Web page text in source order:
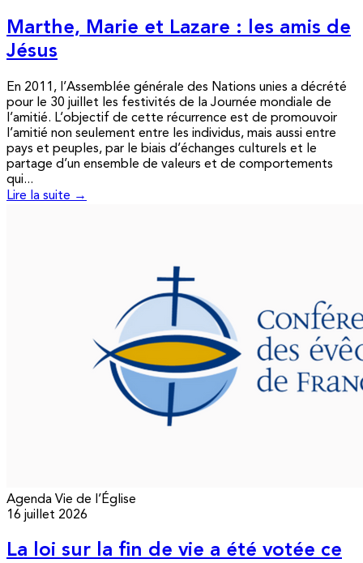
Marthe, Marie et Lazare : les amis de
Jésus
En 2011, l’Assemblée générale des Nations unies a décrété
pour le 30 juillet les festivités de la Journée mondiale de
l’amitié. L’objectif de cette récurrence est de promouvoir
l’amitié non seulement entre les individus, mais aussi entre
pays et peuples, par le biais d’échanges culturels et le
partage d’un ensemble de valeurs et de comportements
qui...
Lire la suite →
Agenda Vie de l’Église
16 juillet 2026
La loi sur la fin de vie a été votée ce